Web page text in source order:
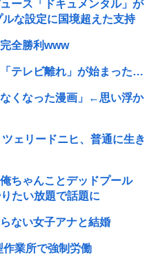
ース「ドキュメンタル」が
な設定に国境超えた支持
全勝利www
テレビ離れ」が始まった…
なくなった漫画」←思い浮か
ェリードニヒ、普通に生き
ちゃんことデッドプール
たい放題で話題に
ない女子アナと結婚
業所で強制労働